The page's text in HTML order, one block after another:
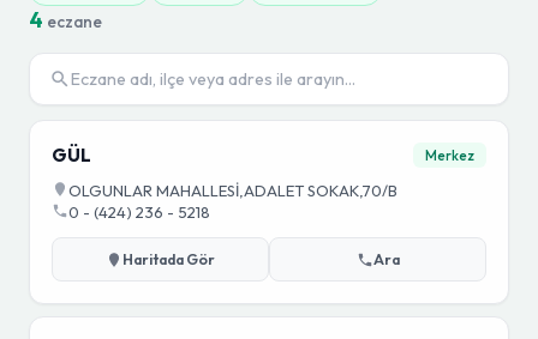
4 eczane
GÜL Merkez
OLGUNLAR MAHALLESİ,ADALET SOKAK,70/B
0 - (424) 236 - 5218
Haritada Gör Ara